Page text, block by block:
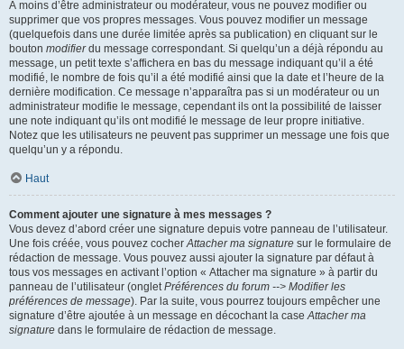
À moins d’être administrateur ou modérateur, vous ne pouvez modifier ou
supprimer que vos propres messages. Vous pouvez modifier un message
(quelquefois dans une durée limitée après sa publication) en cliquant sur le
bouton modifierdu message correspondant. Si quelqu’un a déjà répondu au
message, un petit texte s’affichera en bas du message indiquant qu’il a été
modifié, le nombre de fois qu’il a été modifié ainsi que la date et l’heure de la
dernière modification. Ce message n’apparaîtra pas si un modérateur ou un
administrateur modifie le message, cependant ils ont la possibilité de laisser
une note indiquant qu’ils ont modifié le message de leur propre initiative.
Notez que les utilisateurs ne peuvent pas supprimer un message une fois que
quelqu’un y a répondu.
Haut
Comment ajouter une signature à mes messages ?
Vous devez d’abord créer une signature depuis votre panneau de l’utilisateur.
Une fois créée, vous pouvez cocherAttacher ma signature sur le formulaire de
rédaction de message. Vous pouvez aussi ajouter la signature par défaut à
tous vos messages en activant l’option « Attacher ma signature » à partir du
panneau de l’utilisateur (ongletPréférences du forum --> Modifier les
préférences de message). Par la suite, vous pourrez toujours empêcher une
signature d’être ajoutée à un message en décochant la caseAttacher ma
signature dans le formulaire de rédaction de message.